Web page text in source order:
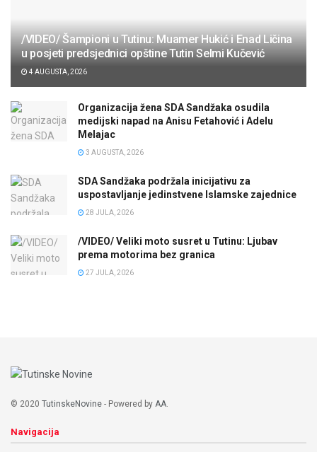
/VIDEO/ Šampioni u Tutinu: Muamer Hukić i Enad Ličina
u posjeti predsjednici opštine Tutin Selmi Kučević
4 AUGUSTA, 2026
Organizacija žena SDA Sandžaka osudila
medijski napad na Anisu Fetahović i Adelu
Melajac
3 AUGUSTA, 2026
SDA Sandžaka podržala inicijativu za
uspostavljanje jedinstvene Islamske zajednice
28 JULA, 2026
/VIDEO/ Veliki moto susret u Tutinu: Ljubav
prema motorima bez granica
27 JULA, 2026
© 2020 TutinskeNovine - Powered by AA.
Navigacija